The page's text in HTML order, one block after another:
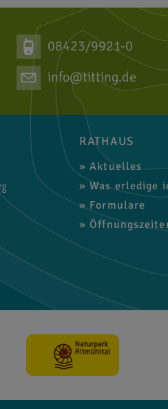
08423/9921-0
info@titting.de
RATHAUS
Aktuelles
Was erledige
Formulare